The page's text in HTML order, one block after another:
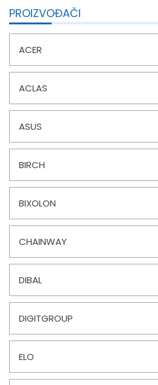
PROIZVOĐAČI
ACER
ACLAS
ASUS
BIRCH
BIXOLON
CHAINWAY
DIBAL
DIGITGROUP
ELO